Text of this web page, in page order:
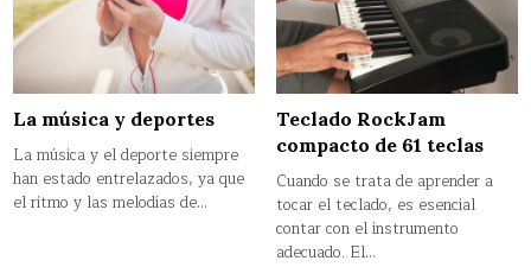
La música y deportes
La música y el deporte siempre
han estado entrelazados, ya que
el ritmo y las melodías de…
Teclado RockJam
compacto de 61 teclas
Cuando se trata de aprender a
tocar el teclado, es esencial
contar con el instrumento
adecuado. El…